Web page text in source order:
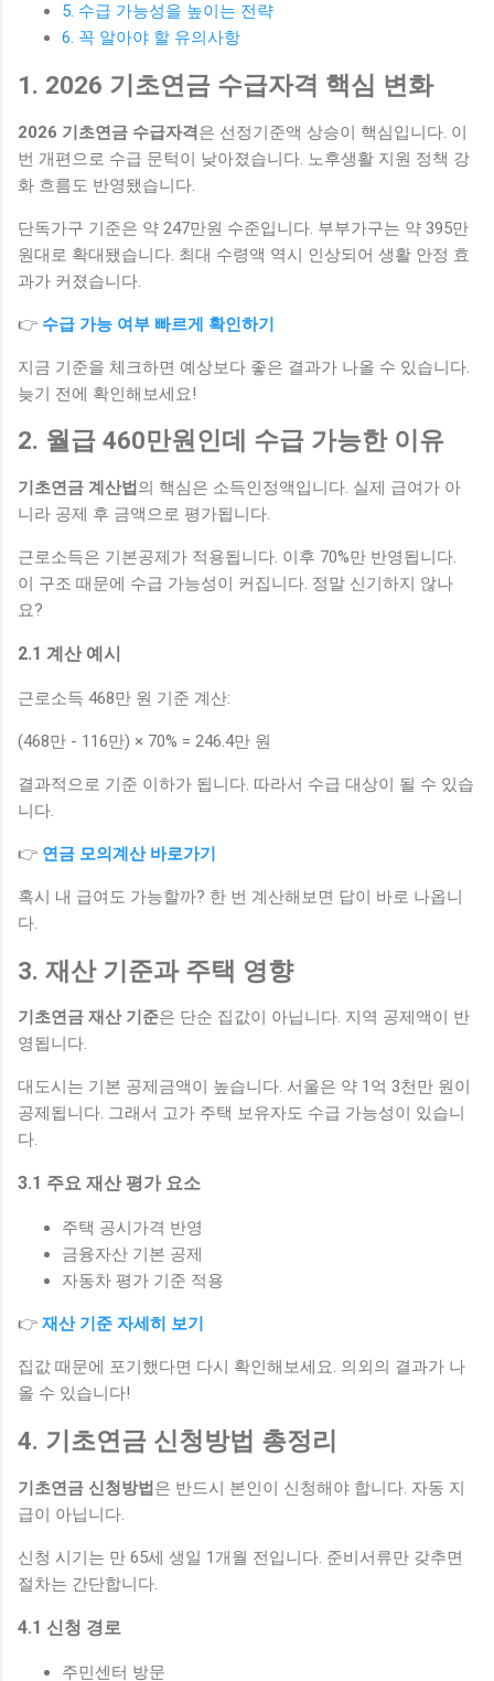
5. 수급 가능성을 높이는 전략
6. 꼭 알아야 할 유의사항
1. 2026 기초연금 수급자격 핵심 변화
2026 기초연금 수급자격 은 선정기준액 상승이 핵심입니다. 이
번 개편으로 수급 문턱이 낮아졌습니다. 노후생활 지원 정책 강
화 흐름도 반영됐습니다.
단독가구 기준은 약 247만원 수준입니다. 부부가구는 약 395만
원대로 확대됐습니다. 최대 수령액 역시 인상되어 생활 안정 효
과가 커졌습니다.
👉 수급 가능 여부 빠르게 확인하기
지금 기준을 체크하면 예상보다 좋은 결과가 나올 수 있습니다.
늦기 전에 확인해보세요!
2. 월급 460만원인데 수급 가능한 이유
기초연금 계산법 의 핵심은 소득인정액입니다. 실제 급여가 아
니라 공제 후 금액으로 평가됩니다.
근로소득은 기본공제가 적용됩니다. 이후 70%만 반영됩니다.
이 구조 때문에 수급 가능성이 커집니다. 정말 신기하지 않나
요?
2.1 계산 예시
근로소득 468만 원 기준 계산:
(468만 - 116만) × 70% = 246.4만 원
결과적으로 기준 이하가 됩니다. 따라서 수급 대상이 될 수 있습
니다.
👉 연금 모의계산 바로가기
혹시 내 급여도 가능할까? 한 번 계산해보면 답이 바로 나옵니
다.
3. 재산 기준과 주택 영향
기초연금 재산 기준은 단순 집값이 아닙니다. 지역 공제액이 반
영됩니다.
대도시는 기본 공제금액이 높습니다. 서울은 약 1억 3천만 원이
공제됩니다. 그래서 고가 주택 보유자도 수급 가능성이 있습니
다.
3.1 주요 재산 평가 요소
주택 공시가격 반영
금융자산 기본 공제
자동차 평가 기준 적용
👉 재산 기준 자세히 보기
집값 때문에 포기했다면 다시 확인해보세요. 의외의 결과가 나
올 수 있습니다!
4. 기초연금 신청방법 총정리
기초연금 신청방법 은 반드시 본인이 신청해야 합니다. 자동 지
급이 아닙니다.
신청 시기는 만 65세 생일 1개월 전입니다. 준비서류만 갖추면
절차는 간단합니다.
4.1 신청 경로
주민센터 방문